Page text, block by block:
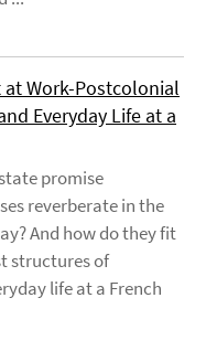
Work-Postcolonial
Everyday Life at a
promise
reverberate in the
And how do they fit
structures of
life at a French